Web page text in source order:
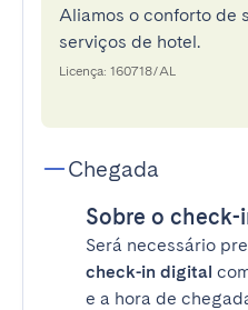
Aliamos o conforto de
serviços de hotel.
Licença: 160718/AL
Chegada
Sobre o check-
Será necessário
check-in digital
e a hora de